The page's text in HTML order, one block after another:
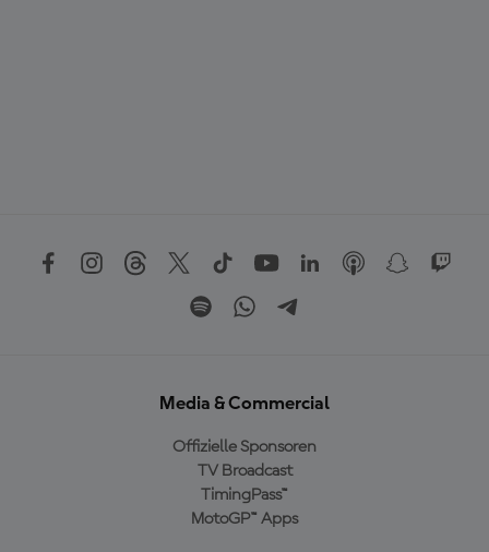
Media & Commercial
Offizielle Sponsoren
TV Broadcast
TimingPass™
MotoGP™ Apps